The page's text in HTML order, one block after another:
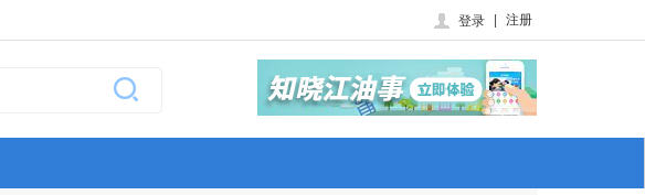
登录 注册